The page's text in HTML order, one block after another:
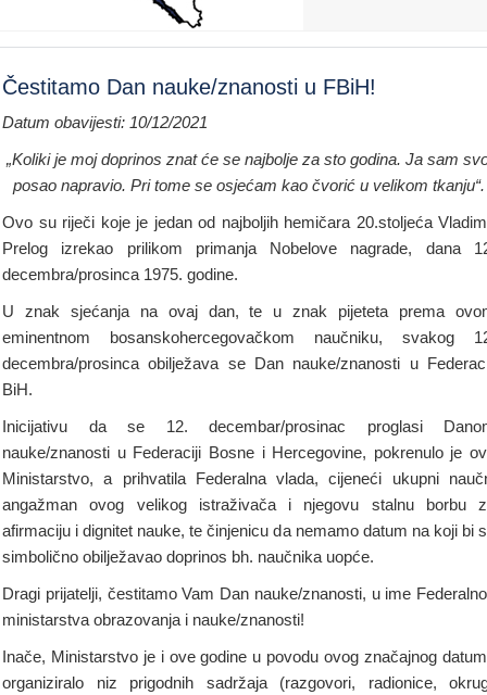
Čestitamo Dan nauke/znanosti u FBiH!
Datum obavijesti: 10/12/2021
„Koliki je moj doprinos znat će se najbolje za sto godina. Ja sam
posao napravio. Pri tome se osjećam kao čvorić u velikom tkanju“.
Ovo su riječi koje je jedan od najboljih hemičara 20.stoljeća
Prelog izrekao prilikom primanja Nobelove nagrade, dana
decembra/prosinca 1975. godine.
U znak sjećanja na ovaj dan, te u znak pijeteta prema
eminentnom bosanskohercegovačkom naučniku, svakog
decembra/prosinca obilježava se Dan nauke/znanosti u
BiH.
Inicijativu da se 12. decembar/prosinac proglasi
nauke/znanosti u Federaciji Bosne i Hercegovine, pokrenulo je
Ministarstvo, a prihvatila Federalna vlada, cijeneći ukupni
angažman ovog velikog istraživača i njegovu stalnu borbu
afirmaciju i dignitet nauke, te činjenicu da nemamo datum na koji bi
simbolično obilježavao doprinos bh. naučnika uopće.
Dragi prijatelji, čestitamo Vam Dan nauke/znanosti, u ime
ministarstva obrazovanja i nauke/znanosti!
Inače, Ministarstvo je i ove godine u povodu ovog značajnog
organiziralo niz prigodnih sadržaja (razgovori, radionice,